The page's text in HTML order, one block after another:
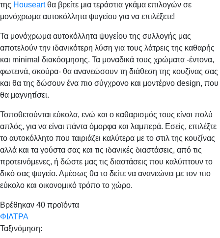
της Houseartθα βρείτε μια τεράστια γκάμα επιλογών σε
μονόχρωμα αυτοκόλλητα ψυγείου για να επιλέξετε!
Τα μονόχρωμα αυτοκόλλητα ψυγείου της συλλογής μας
αποτελούν την ιδανικότερη λύση για τους λάτρεις της καθαρής
και minimal διακόσμησης. Τα μοναδικά τους χρώματα -έντονα,
φωτεινά, σκούρα- θα ανανεώσουν τη διάθεση της κουζίνας σας
και θα της δώσουν ένα πιο σύγχρονο και μοντέρνο design, που
θα μαγνητίσει.
Τοποθετούνται εύκολα, ενώ και ο καθαρισμός τους είναι πολύ
απλός, για να είναι πάντα όμορφα και λαμπερά. Εσείς, επιλέξτε
το αυτοκόλλητο που ταιριάζει καλύτερα με το στιλ της κουζίνας
αλλά και τα γούστα σας και τις ιδανικές διαστάσεις, από τις
προτεινόμενες, ή δώστε μας τις διαστάσεις που καλύπτουν το
δικό σας ψυγείο. Αμέσως θα το δείτε να ανανεώνει με τον πιο
εύκολο και οικονομικό τρόπο το χώρο.
Βρέθηκαν 40 προϊόντα
ΦΙΛΤΡΑ
Ταξινόμηση: